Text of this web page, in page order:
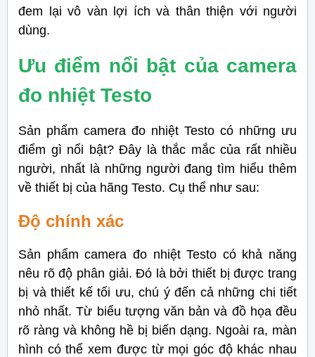
đem lại vô vàn lợi ích và thân thiện với người
dùng.
Ưu điểm nổi bật của camera
đo nhiệt Testo
Sản phẩm camera đo nhiệt Testo có những ưu
điểm gì nổi bật? Đây là thắc mắc của rất nhiều
người, nhất là những người đang tìm hiểu thêm
về thiết bị của hãng Testo. Cụ thể như sau:
Độ chính xác
Sản phẩm camera đo nhiệt Testo có khả năng
nêu rõ độ phân giải. Đó là bởi thiết bị được trang
bị và thiết kế tối ưu, chú ý đến cả những chi tiết
nhỏ nhất. Từ biểu tượng văn bản và đồ họa đều
rõ ràng và không hề bị biến dạng. Ngoài ra, màn
hình có thể xem được từ mọi góc độ khác nhau